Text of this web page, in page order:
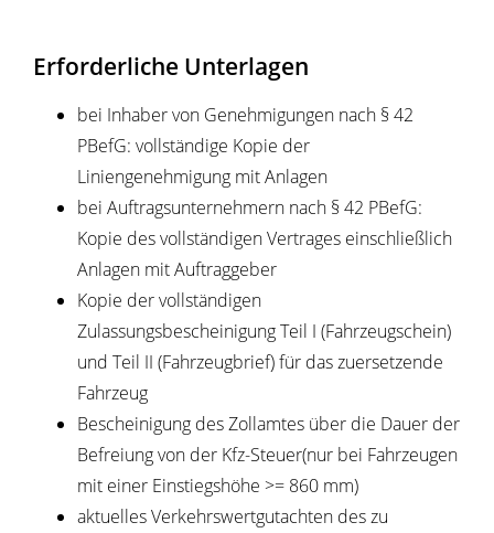
Erforderliche Unterlagen
bei Inhaber von Genehmigungen nach § 42
PBefG: vollständige Kopie der
Liniengenehmigung mit Anlagen
bei Auftragsunternehmern nach § 42 PBefG:
Kopie des vollständigen Vertrages einschließlich
Anlagen mit Auftraggeber
Kopie der vollständigen
Zulassungsbescheinigung Teil I (Fahrzeugschein)
und Teil II (Fahrzeugbrief) für das zuersetzende
Fahrzeug
Bescheinigung des Zollamtes über die Dauer der
Befreiung von der Kfz-Steuer(nur bei Fahrzeugen
mit einer Einstiegshöhe >= 860 mm)
aktuelles Verkehrswertgutachten des zu